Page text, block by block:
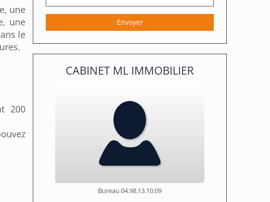
une
une
le
200
Envoyer
CABINET ML IMMOBILIER
Bureau 04.98.13.10.09